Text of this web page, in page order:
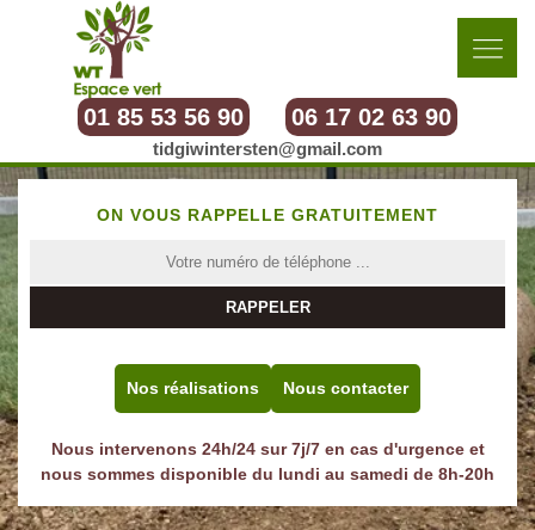
01 85 53 56 90 06 17 02 63 90
tidgiwintersten@gmail.com
ON VOUS RAPPELLE GRATUITEMENT
Nos réalisations Nous contacter
Nous intervenons 24h/24 sur 7j/7 en cas d'urgence et
nous sommes disponible du lundi au samedi de 8h-20h